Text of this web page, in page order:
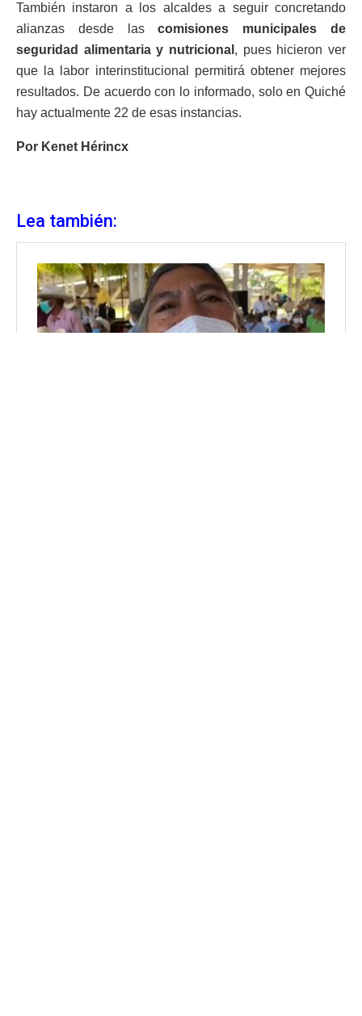
También instaron a los alcaldes a seguir concretando
alianzas desde lascomisiones municipales de
seguridad alimentaria y nutricional , pues hicieron ver
que la labor interinstitucional permitirá obtener mejores
resultados. De acuerdo con lo informado, solo en Quiché
hay actualmente 22 de esas instancias.
Por Kenet Hérincx
Lea también: